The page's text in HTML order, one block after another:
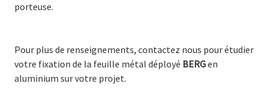
porteuse.
Pour plus de renseignements, contactez nous pour étudier
votre fixation de la feuille métal déployé BERGen
aluminium sur votre projet.